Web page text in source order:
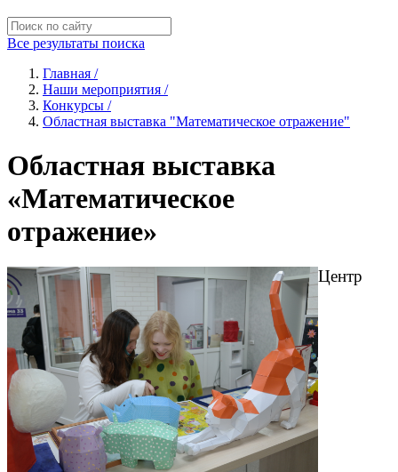
Все результаты поиска
Главная /
Наши мероприятия /
Конкурсы /
Областная выставка "Математическое отражение"
Областная выставка
«Математическое
отражение»
Центр